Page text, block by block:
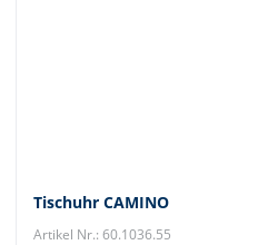
Tischuhr CAMINO
Artikel Nr.: 60.1036.55